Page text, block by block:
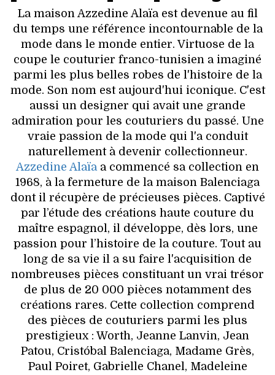
La maison Azzedine Alaïa est devenue au fil
du temps une référence incontournable de la
mode dans le monde entier. Virtuose de la
coupe le couturier franco-tunisien a imaginé
parmi les plus belles robes de l'histoire de la
mode. Son nom est aujourd'hui iconique. C'est
aussi un designer qui avait une grande
admiration pour les couturiers du passé. Une
vraie passion de la mode qui l'a conduit
naturellement à devenir collectionneur.
Azzedine Alaïaa commencé sa collection en
1968, à la fermeture de la maison Balenciaga
dont il récupère de précieuses pièces. Captivé
par l’étude des créations haute couture du
maître espagnol, il développe, dès lors, une
passion pour l’histoire de la couture. Tout au
long de sa vie il a su faire l'acquisition de
nombreuses pièces constituant un vrai trésor
de plus de 20 000 pièces notamment des
créations rares. Cette collection comprend
des pièces de couturiers parmi les plus
prestigieux : Worth, Jeanne Lanvin, Jean
Patou, Cristóbal Balenciaga, Madame Grès,
Paul Poiret, Gabrielle Chanel, Madeleine